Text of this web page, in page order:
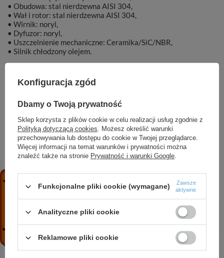
• Obudowa: stal nierdzewna AISI 304,
• Wał i rotor: stal nierdzewna AISI 304,
• Wirnik: noryl,
• Dyfuzor: noryl,
• Uszczelnienie mechaniczne: Ceramika/SiC/NBR,
• Silnik chłodzony olejem.
Marka DAMBAT
Symbol 1275
ZOBACZ RÓWNIEŻ
4 SPINOX 5-12 (1,1 kW, 400 V) pompa głębinowa
z silnikiem wodnym IPRO
MHI 1500 INOX (1,5 kW, 230 V) pompa
Konfiguracja zgód
Dbamy o Twoją prywatność
Sklep korzysta z plików cookie w celu realizacji usług zgodnie z
Polityką dotyczącą cookies. Możesz określić warunki
przechowywania lub dostępu do cookie w Twojej przeglądarce.
Więcej informacji na temat warunków i prywatności można
znaleźć także na stronie Prywatność i warunki Google.
Funkcjonalne pliki cookie (wymagane)
Zawsze
aktywne
Analityczne pliki cookie
Reklamowe pliki cookie